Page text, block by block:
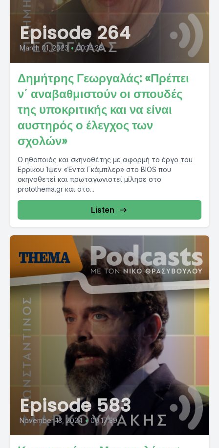
Episode 264
March 01, 2023 • 00:14:28
Δημήτρης Γεωργαλάς: «Πρέπει
ν΄ αναβαθμιστούν οι σπουδές
της υποκριτικής και να είναι
αυστηρός ο έλεγχος των
σχολών»
Ο ηθοποιός και σκηνοθέτης με αφορμή το έργο του
Ερρίκου Ίψεν «Έντα Γκάμπλερ» στο BIOS που
σκηνοθετεί και πρωταγωνιστεί μίλησε στο
protothema.gr και στο...
Listen
Episode 583
November 13, 2024 • 00:17:39